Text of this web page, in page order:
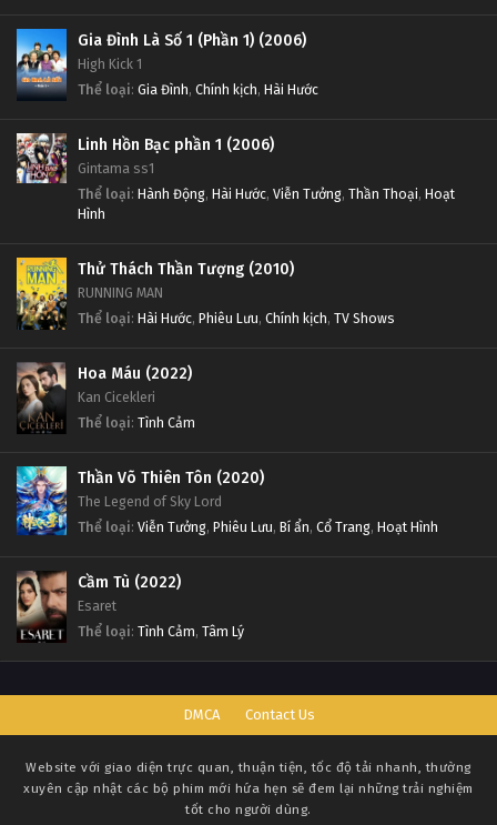
Gia Đình Là Số 1 (Phần 1) (2006)
High Kick 1
Thể loại: Gia Đình, Chính kịch, Hài Hước
Linh Hồn Bạc phần 1 (2006)
Gintama ss1
Thể loại: Hành Động, Hài Hước, Viễn Tưởng, Thần Thoại, Hoạt
Hình
Thử Thách Thần Tượng (2010)
RUNNING MAN
Thể loại: Hài Hước, Phiêu Lưu, Chính kịch, TV Shows
Hoa Máu (2022)
Kan Cicekleri
Thể loại: Tình Cảm
Thần Võ Thiên Tôn (2020)
The Legend of Sky Lord
Thể loại: Viễn Tưởng, Phiêu Lưu, Bí ẩn, Cổ Trang, Hoạt Hình
Cầm Tù (2022)
Esaret
Thể loại: Tình Cảm, Tâm Lý
DMCA Contact Us
Website với giao diện trực quan, thuận tiện, tốc độ tải nhanh, thường
xuyên cập nhật các bộ phim mới hứa hẹn sẽ đem lại những trải nghiệm
tốt cho người dùng.